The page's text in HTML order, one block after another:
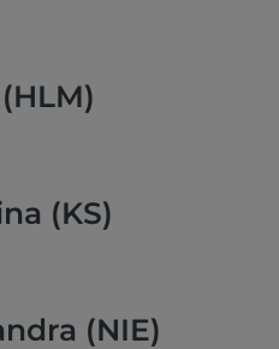
(KS)
(NIE)